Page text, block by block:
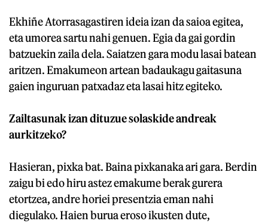
Ekhiñe Atorrasagastiren ideia izan da saioa egitea,
eta umorea sartu nahi genuen. Egia da gai gordin
batzuekin zaila dela. Saiatzen gara modu lasai batean
aritzen. Emakumeon artean badaukagu gaitasuna
gaien inguruan patxadaz eta lasai hitz egiteko.
Zailtasunak izan dituzue solaskide andreak
aurkitzeko?
Hasieran, pixka bat. Baina pixkanaka ari gara. Berdin
zaigu bi edo hiru astez emakume berak gurera
etortzea, andre horiei presentzia eman nahi
diegulako. Haien burua eroso ikusten dute,